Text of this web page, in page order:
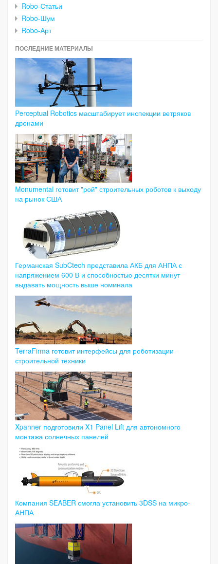
Robo-Статьи
Robo-Шум
Robo-Арт
ПОСЛЕДНИЕ МАТЕРИАЛЫ
Perceptual Robotics масштабирует инспекции ветряков
дронами
Monumental готовит "рой" строительных роботов к выходу
на рынок США
Германская SubCtech представила АКБ для АНПА с
напряжением 600 В и способностью десятки минут
выдавать мощность выше номинала
TerraFirma готовит интерфейсы для роботизации
строительной техники
Xpanner подготовили X1 Panel Lift для автономного
монтажа солнечных панелей
Компания SEABER смогла установить 3DSS на микро-
АНПА